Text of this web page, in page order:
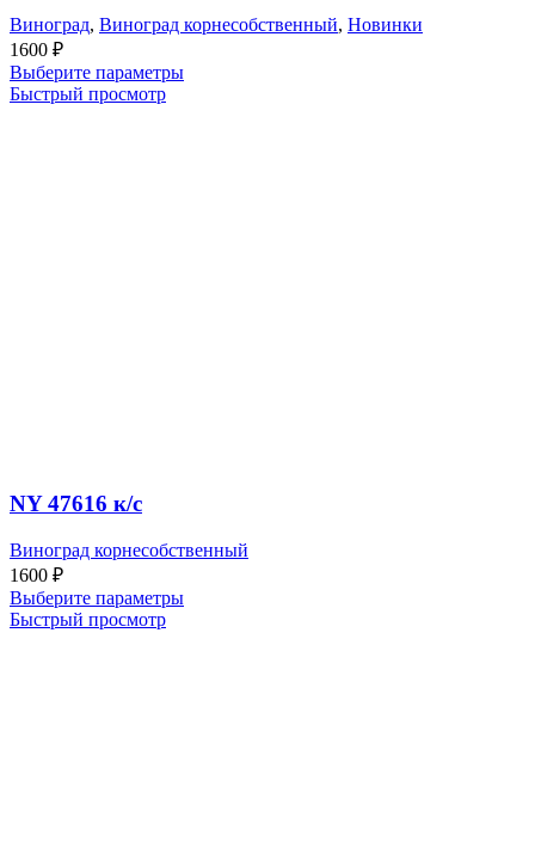
Виноград, Виноград корнесобственный, Новинки
1600 ₽
Выберите параметры
Быстрый просмотр
NY 47616 к/c
Виноград корнесобственный
1600 ₽
Выберите параметры
Быстрый просмотр